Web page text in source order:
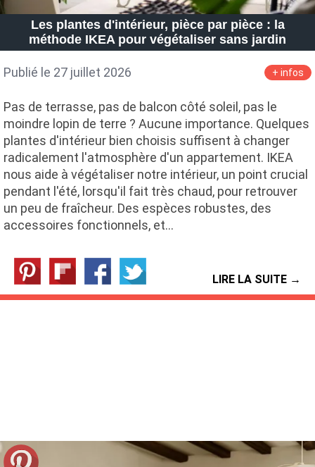
Les plantes d'intérieur, pièce par pièce : la
méthode IKEA pour végétaliser sans jardin
Publié le 27 juillet 2026 + infos
Pas de terrasse, pas de balcon côté soleil, pas le
moindre lopin de terre ? Aucune importance. Quelques
plantes d'intérieur bien choisis suffisent à changer
radicalement l'atmosphère d'un appartement. IKEA
nous aide à végétaliser notre intérieur, un point crucial
pendant l'été, lorsqu'il fait très chaud, pour retrouver
un peu de fraîcheur. Des espèces robustes, des
accessoires fonctionnels, et…
LIRE LA SUITE →